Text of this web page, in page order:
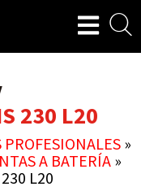
230 L20
»
A BATERÍA»
L20